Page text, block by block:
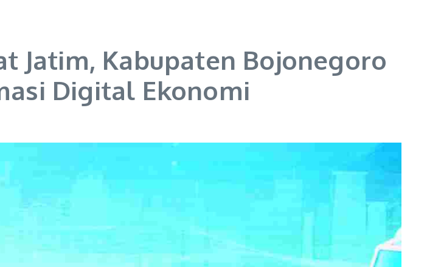
Jatim, Kabupaten Bojonegoro
Digital Ekonomi